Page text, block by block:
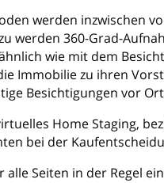
werden inzwischen
werden 360-Grad-
wie mit dem
Immobilie zu ihren
Besichtigungen vor
Home Staging,
bei der
Seiten in der Regel